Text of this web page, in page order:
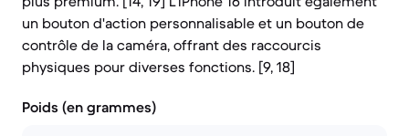
un bouton d'action personnalisable et un bouton de
contrôle de la caméra, offrant des raccourcis
physiques pour diverses fonctions. [9, 18]
Poids (en grammes)